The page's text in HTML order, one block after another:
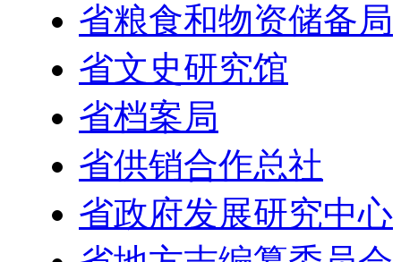
省粮食和物资储备局
省文史研究馆
省档案局
省供销合作总社
省政府发展研究中心